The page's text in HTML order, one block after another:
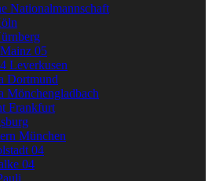
Nationalmannschaft
05
Leverkusen
Dortmund
Mönchengladbach
Frankfurt
München
04
04